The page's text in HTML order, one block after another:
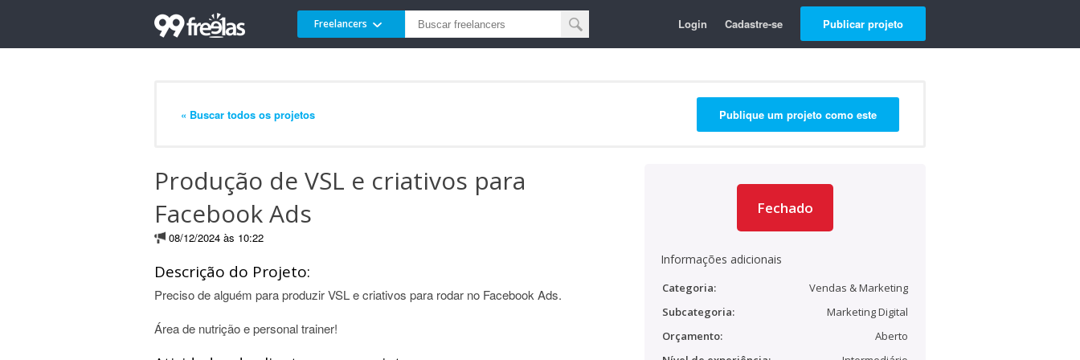
Freelancers Login Cadastre-se Publicar projeto
« Buscar todos os projetos Publique um projeto como este
Produção de VSL e criativos para
Facebook Ads
08/12/2024 às 10:22
Descrição do Projeto:
Preciso de alguém para produzir VSL e criativos para rodar no Facebook Ads.
Área de nutrição e personal trainer!
Fechado
Informações adicionais
Categoria:
Vendas & Marketing
Subcategoria:
Marketing Digital
Orçamento:
Aberto